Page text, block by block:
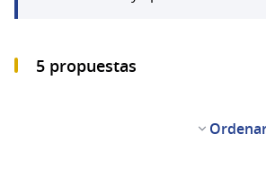
5 propuestas